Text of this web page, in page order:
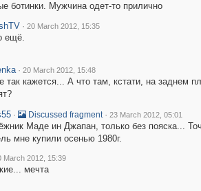
ботинки. Мужчина одет-то прилично
· 20 March 2012, 15:35
ещё.
· 20 March 2012, 15:48
так кажется... А что там, кстати, на заднем
· Discussed fragment · 23 March 2012, 05:01
Маде ин Джапан, только без пояска...
мне купили осенью 1980г.
March 2012, 15:39
мечта